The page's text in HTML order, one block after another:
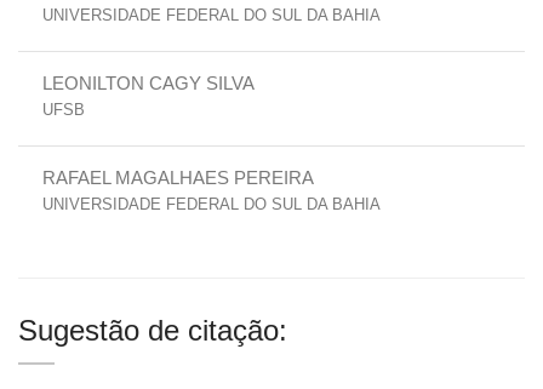
UNIVERSIDADE FEDERAL DO SUL DA BAHIA
LEONILTON CAGY SILVA
UFSB
RAFAEL MAGALHAES PEREIRA
UNIVERSIDADE FEDERAL DO SUL DA BAHIA
Sugestão de citação: